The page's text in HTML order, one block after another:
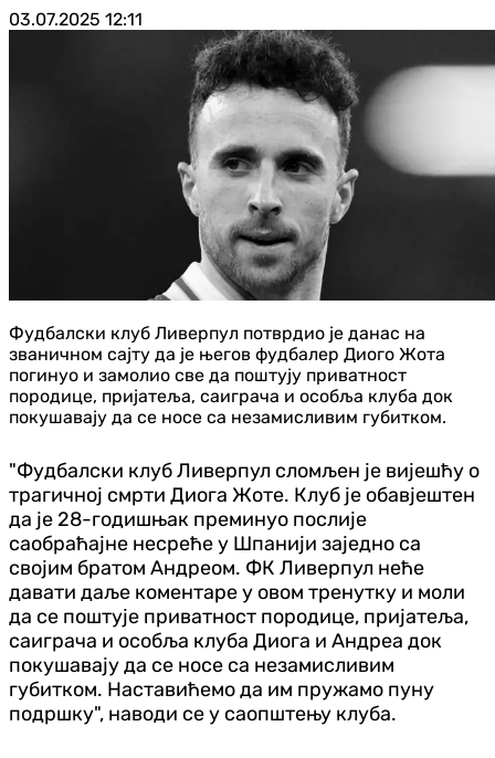
03.07.2025 12:11
Фудбалски клуб Ливерпул потврдио је данас на
званичном сајту да је његов фудбалер Диого Жота
погинуо и замолио све да поштују приватност
породице, пријатеља, саиграча и особља клуба док
покушавају да се носе са незамисливим губитком.
"Фудбалски клуб Ливерпул сломљен је вијешћу о
трагичној смрти Диога Жоте. Клуб је обавјештен
да је 28-годишњак преминуо послије
саобраћајне несреће у Шпанији заједно са
својим братом Андреом. ФК Ливерпул неће
давати даље коментаре у овом тренутку и моли
да се поштује приватност породице, пријатеља,
саиграча и особља клуба Диога и Андреа док
покушавају да се носе са незамисливим
губитком. Наставићемо да им пружамо пуну
подршку", наводи се у саопштењу клуба.